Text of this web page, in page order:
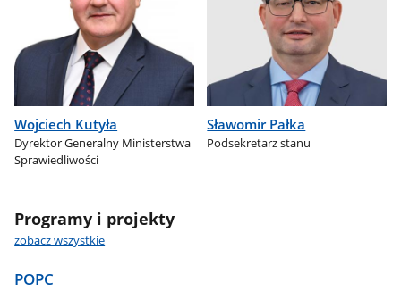
Wojciech Kutyła
Dyrektor Generalny Ministerstwa
Sprawiedliwości
Sławomir Pałka
Podsekretarz stanu
Programy i projekty
zobacz wszystkie
POPC